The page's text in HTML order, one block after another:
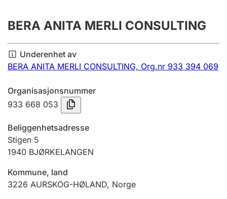
Årsregnskap
Innsending og forsinkelsesgebyr
Tinglysing
Jeger
Betaling og jegeravgiftskort
Ektepaktveileder
BERA ANITA MERLI CONSULTING
Underenhet av
BERA ANITA MERLI CONSULTING, Org.nr 933 394 069
Organisasjonsnummer
933 668 053
Beliggenhetsadresse
Stigen 5
1940 BJØRKELANGEN
Kommune, land
3226 AURSKOG-HØLAND, Norge